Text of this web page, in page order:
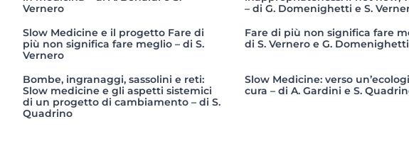
Vernero
– di G. Domenighetti e S.
Slow Medicine e il progetto Fare di
più non significa fare meglio – di S.
Vernero
Fare di più non significa fare
di S. Vernero e G. Domenighetti
Bombe, ingranaggi, sassolini e reti:
Slow medicine e gli aspetti sistemici
di un progetto di cambiamento – di S.
Quadrino
Slow Medicine: verso
cura – di A. Gardini e S.